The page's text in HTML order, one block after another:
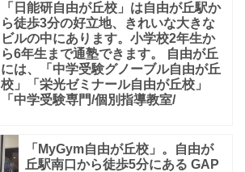
「日能研自由が丘校」は自由が丘駅か
ら徒歩3分の好立地、きれいな大きな
ビルの中にあります。小学校2年生か
ら6年生まで通塾できます。 自由が丘
には、「中学受験グノーブル自由が丘
校」「栄光ゼミナール自由が丘校」
「中学受験専門/個別指導教室/
「MyGym自由が丘校」。自由が
丘駅南口から徒歩5分にある GAP